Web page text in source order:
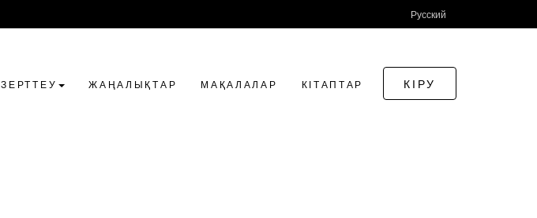
Русский
ЗЕРТТЕУ ЖАҢАЛЫҚТАР МАҚАЛАЛАР КІТАПТАР КІРУ